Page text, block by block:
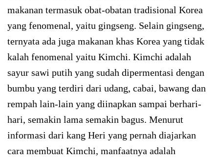
makanan termasuk obat-obatan tradisional Korea
yang fenomenal, yaitu gingseng. Selain gingseng,
ternyata ada juga makanan khas Korea yang tidak
kalah fenomenal yaitu Kimchi. Kimchi adalah
sayur sawi putih yang sudah dipermentasi dengan
bumbu yang terdiri dari udang, cabai, bawang dan
rempah lain-lain yang diinapkan sampai berhari-
hari, semakin lama semakin bagus. Menurut
informasi dari kang Heri yang pernah diajarkan
cara membuat Kimchi, manfaatnya adalah